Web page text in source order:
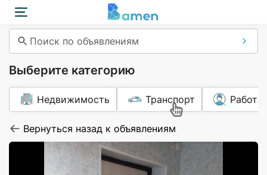
Поиск по объявлениям
Выберите категорию
Недвижимость Транспорт Работа
Вернуться назад к объявлениям